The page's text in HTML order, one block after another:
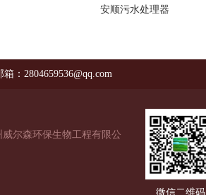
安顺污水处理器
：2804659536@qq.com
尔森环保生物工程有限公
微信二维码